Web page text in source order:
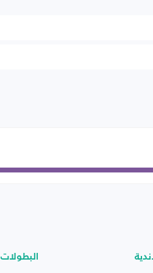
البطولات